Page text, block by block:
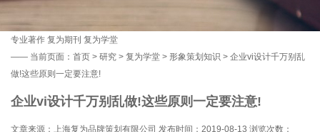
专业著作 复为期刊 复为学堂
—— 当前页面： 首页 > 研究 > 复为学堂 > 形象策划知识 > 企业vi设计千万别乱
做!这些原则一定要注意!
企业vi设计千万别乱做!这些原则一定要注意!
文章来源：上海复为品牌策划有限公司 发布时间：2019-08-13 浏览次数：